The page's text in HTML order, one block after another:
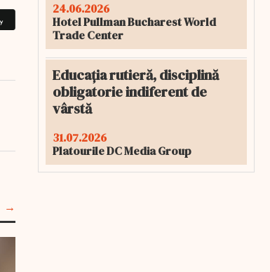
24.06.2026
Hotel Pullman Bucharest World
Trade Center
Educația rutieră, disciplină
obligatorie indiferent de
vârstă
31.07.2026
Platourile DC Media Group